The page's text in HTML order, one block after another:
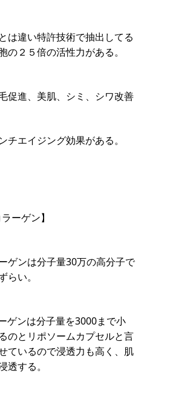
は違い特許技術で抽出してる
の２５倍の活性力がある。
促進、美肌、シミ、シワ改善
チエイジング効果がある。
ーゲン】
ゲンは分子量30万の高分子で
らい。
ゲンは分子量を3000まで小
のとリポソームカプセルと言
ているので浸透力も高く、肌
透する。